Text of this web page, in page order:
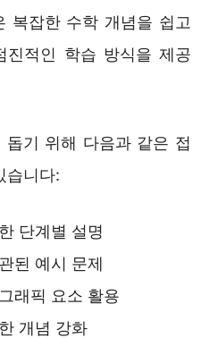
복잡한 수학 개념을 쉽고
진적인 학습 방식을 제공
기 위해 다음과 같은 접
습니다:
단계별 설명
된 예시 문제
래픽 요소 활용
개념 강화